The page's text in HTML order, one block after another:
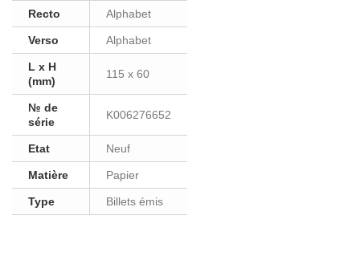
Recto Alphabet
Verso Alphabet
L x H
(mm)
115 x 60
№ de
série
K006276652
Etat Neuf
Matière Papier
Type Billets émis